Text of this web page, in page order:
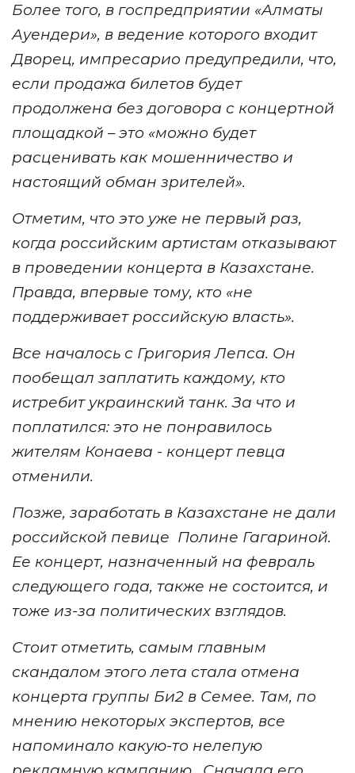
Более того, в госпредприятии «Алматы
Ауендери», в ведение которого входит
Дворец, импресарио предупредили, что,
если продажа билетов будет
продолжена без договора с концертной
площадкой – это «можно будет
расценивать как мошенничество и
настоящий обман зрителей».
Отметим, что это уже не первый раз,
когда российским артистам отказывают
в проведении концерта в Казахстане.
Правда, впервые тому, кто «не
поддерживает российскую власть».
Все началось с Григория Лепса. Он
пообещал заплатить каждому, кто
истребит украинский танк. За что и
поплатился: это не понравилось
жителям Конаева - концерт певца
отменили.
Позже, заработать в Казахстане не дали
российской певице Полине Гагариной.
Ее концерт, назначенный на февраль
следующего года, также не состоится, и
тоже из-за политических взглядов.
Стоит отметить, самым главным
скандалом этого лета стала отмена
концерта группы Би2 в Семее. Там, по
мнению некоторых экспертов, все
напоминало какую-то нелепую